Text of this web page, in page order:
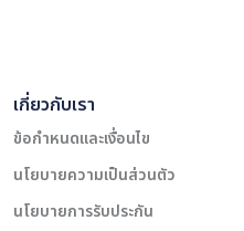
เกี่ยวกับเรา
ข้อกำหนดและเงื่อนไข
นโยบายความเป็นส่วนตัว
นโยบายการรับประกัน